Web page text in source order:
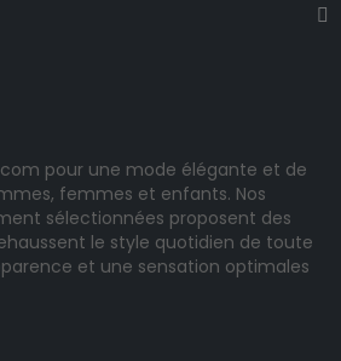
pour une mode élégante et de
femmes et enfants. Nos
sélectionnées proposent des
le style quotidien de toute
et une sensation optimales